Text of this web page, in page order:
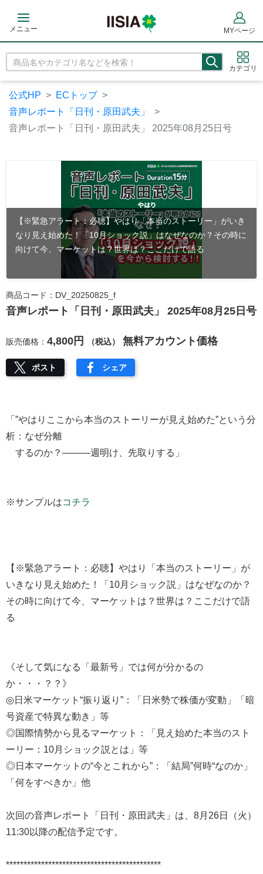
メニュー
カテゴリ
MYページ
公式HP
ECトップ
音声レポート「日刊・原田武夫」
音声レポート「日刊・原田武夫」 2025年08月25日号
【※緊急アラート：必聴】やはり「本当のストーリー」がいき
なり見え始めた！「10月ショック説」はなぜなのか？その時に
向けて今、マーケットは？世界は？ここだけで語る
商品コード：DV_20250825_f
音声レポート「日刊・原田武夫」 2025年08月25日号
販売価格： 4,800円 （税込） 無料アカウント価格
ポスト シェア
「”やはりここから本当のストーリーが見え始めた”という分
析：なぜ分離
するのか？―――週明け、先取りする」
※サンプルはコチラ
【※緊急アラート：必聴】やはり「本当のストーリー」が
いきなり見え始めた！「10月ショック説」はなぜなのか？
その時に向けて今、マーケットは？世界は？ここだけで語
る
《そして気になる「最新号」では何が分かるの
か・・・？？》
◎日米マーケット“振り返り”：「日米勢で株価が変動」「暗
号資産で特異な動き」等
◎国際情勢から見るマーケット：「見え始めた本当のスト
ーリー：10月ショック説とは」等
◎日本マーケットの“今とこれから”：「結局”何時“なのか」
「何をすべきか」他
次回の音声レポート「日刊・原田武夫」は、8月26日（火）
11:30以降の配信予定です。
********************************************